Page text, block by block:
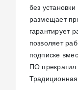
без
размещает
гарантирует
позволяет
подписке
ПО прекратил